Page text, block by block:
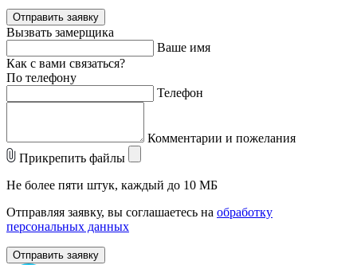
Отправить заявку
Вызвать замерщика
Ваше имя
Как с вами связаться?
По телефону
Телефон
Комментарии и пожелания
Прикрепить файлы
Не более пяти штук, каждый до 10 МБ
Отправляя заявку, вы соглашаетесь на обработку
персональных данных
Отправить заявку